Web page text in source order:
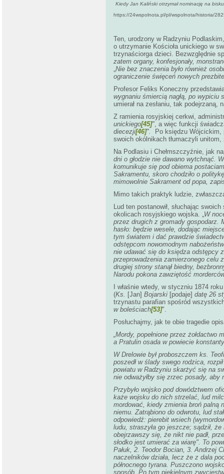
Kiedy Jan Kaliński otrzymał nominację na
https://24wspolnota.pl/pl/wspolnota/historia/
Ten, urodzony w Radzyniu
o utrzymanie Kościoła unickiego w
trzynaściorga dzieci. Bezwzględnie
zatem organy, konfesjonały,
„Nie bez znaczenia było również
ograniczenie święceń nowych
Profesor Feliks Koneczny
wygnaniu śmiercią nagłą, po wypiciu
umierał na zesłaniu, tak podejrzaną,
Z ramienia rosyjskiej cerkwi,
unickiego[45]", a więc funkcji
diecezji[46]".
Po księdzu Wójcickim,
swoich okólnikach tłumaczyli unitom,
Na Podlasiu i Chełmszczyźnie, jak
dni o głodzie nie dawano wytchnąć.
komunikuje się pod obiema
Sakramentu, skoro chodziło o
mimowolnie Sakrament od popa,
Mimo takich praktyk ludzie,
Lud ten postanowił, słuchając
okolicach rosyjskiego wojska. „W
przez drugich z gromady gospodarz.
hasło: będzie wesele, dodając
tym światem i dać prawdzie
odstępcom nowomodnym
nie udawać się do księdza odstępcy
przeprowadzenia zamierzonego celu
drugiej strony stanął biedny,
Narodu pokona zawziętość
I właśnie wtedy, w styczniu 1874
(Ks. [Jan] Bojarski [podaje] datę 26
trzynastu parafian spośród
w boleściach[53]".
Posłuchajmy, jak te obie tragedie
„Mordy, popełnione przez
a Pratulin osada w powiecie
W Drelowie był proboszczem ks.
poszedł w ślady swego rodzica,
powiatu w Radzyniu skarżyć się na
nie odważyłby się zrzec posady, aby
Przybyło wojsko pod dowództwem
każe wojsku do nich strzelać, lud
mordować, kiedy zmienia broń palną
niemu. Zatrąbiono do odwrotu, lud
odpowiedź: pierebit wsiech
ludu, straszyła go jeszcze; sądził,
obejrzawszy się, że nikt nie padł,
słodko jest umierać za wiarę". To
Pałuk, 2. Teodor Bocian, 3. Andrzej
naczelników działa, lecz że z dala
północnego tyrana. Puszczono
sposób. Po tym piekielnym